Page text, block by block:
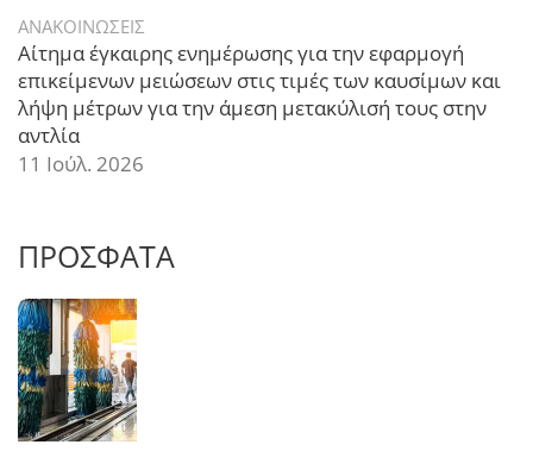
ΑΝΑΚΟΙΝΩΣΕΙΣ
Αίτημα έγκαιρης ενημέρωσης για την εφαρμογή
επικείμενων μειώσεων στις τιμές των καυσίμων και
λήψη μέτρων για την άμεση μετακύλισή τους στην
αντλία
11 Ιούλ. 2026
ΠΡΟΣΦΑΤΑ